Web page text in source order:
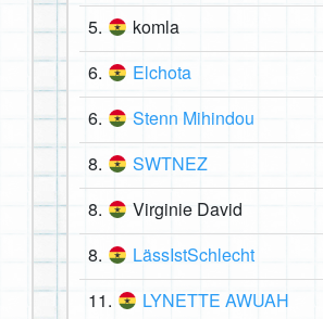
5. komla
6. Elchota
6. Stenn Mihindou
8. SWTNEZ
8. Virginie David
8. LässIstSchlecht
11. LYNETTE AWUAH